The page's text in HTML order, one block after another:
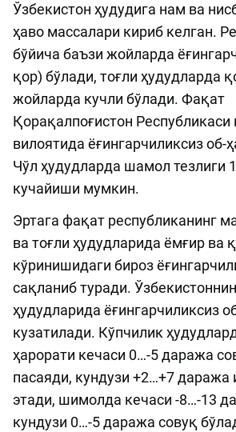
Ўзбекистон ҳудудига нам ва
ҳаво массалари кириб келган.
бўйича баъзи жойларда
қор) бўлади, тоғли ҳудудларда
жойларда кучли бўлади. Фақат
Қорақалпоғистон Республикаси
вилоятида ёғингарчиликсиз об-
Чўл ҳудудларда шамол тезлиги
кучайиши мумкин.
Эртага фақат республиканинг
ва тоғли ҳудудларида ёмғир ва
кўринишидаги бироз
сақланиб туради.
ҳудудларида ёғингарчиликсиз
кузатилади. Кўпчилик
ҳарорати кечаси 0…-5 даража
пасаяди, кундузи +2…+7
этади, шимолда кечаси -8…-13
кундузи 0…-5 даража совуқ